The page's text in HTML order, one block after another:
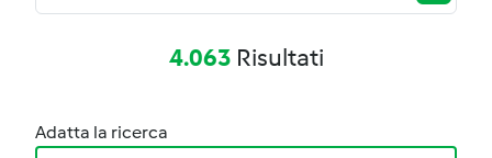
4.063 Risultati
Adatta la ricerca